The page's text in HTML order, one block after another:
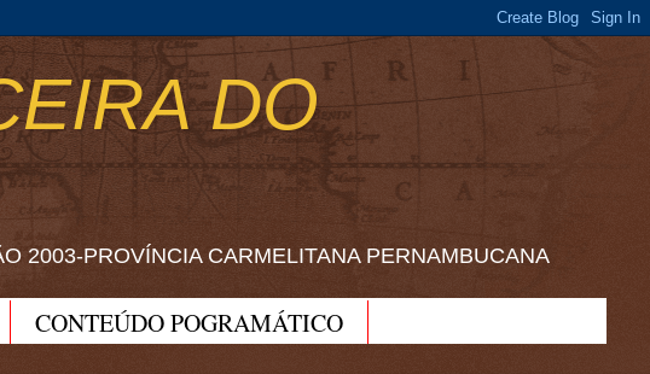
DO
2003-PROVÍNCIA CARMELITANA PERNAMBUCANA
CONTEÚDO POGRAMÁTICO